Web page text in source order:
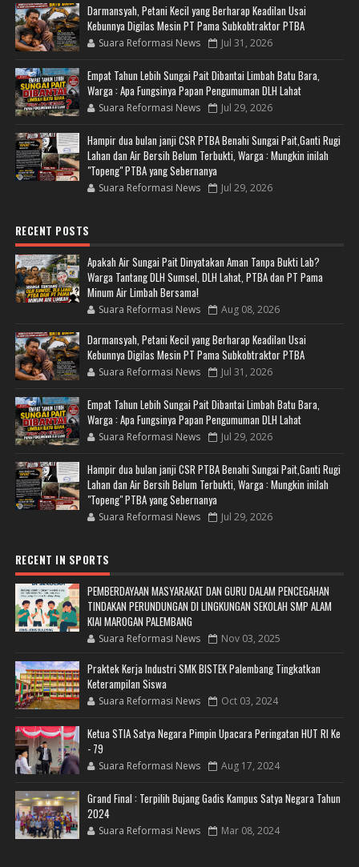
Darmansyah, Petani Kecil yang Berharap Keadilan Usai
Kebunnya Digilas Mesin PT Pama Subkobtraktor PTBA
Suara Reformasi News Jul 31, 2026
Empat Tahun Lebih Sungai Pait Dibantai Limbah Batu Bara,
Warga : Apa Fungsinya Papan Pengumuman DLH Lahat
Suara Reformasi News Jul 29, 2026
Hampir dua bulan janji CSR PTBA Benahi Sungai Pait,Ganti Rugi
Lahan dan Air Bersih Belum Terbukti, Warga : Mungkin inilah
"Topeng" PTBA yang Sebernanya
Suara Reformasi News Jul 29, 2026
RECENT POSTS
Apakah Air Sungai Pait Dinyatakan Aman Tanpa Bukti Lab?
Warga Tantang DLH Sumsel, DLH Lahat, PTBA dan PT Pama
Minum Air Limbah Bersama!
Suara Reformasi News Aug 08, 2026
Darmansyah, Petani Kecil yang Berharap Keadilan Usai
Kebunnya Digilas Mesin PT Pama Subkobtraktor PTBA
Suara Reformasi News Jul 31, 2026
Empat Tahun Lebih Sungai Pait Dibantai Limbah Batu Bara,
Warga : Apa Fungsinya Papan Pengumuman DLH Lahat
Suara Reformasi News Jul 29, 2026
Hampir dua bulan janji CSR PTBA Benahi Sungai Pait,Ganti Rugi
Lahan dan Air Bersih Belum Terbukti, Warga : Mungkin inilah
"Topeng" PTBA yang Sebernanya
Suara Reformasi News Jul 29, 2026
RECENT IN SPORTS
PEMBERDAYAAN MASYARAKAT DAN GURU DALAM PENCEGAHAN
TINDAKAN PERUNDUNGAN DI LINGKUNGAN SEKOLAH SMP ALAM
KIAI MAROGAN PALEMBANG
Suara Reformasi News Nov 03, 2025
Praktek Kerja Industri SMK BISTEK Palembang Tingkatkan
Keterampilan Siswa
Suara Reformasi News Oct 03, 2024
Ketua STIA Satya Negara Pimpin Upacara Peringatan HUT RI Ke
- 79
Suara Reformasi News Aug 17, 2024
Grand Final : Terpilih Bujang Gadis Kampus Satya Negara Tahun
2024
Suara Reformasi News Mar 08, 2024